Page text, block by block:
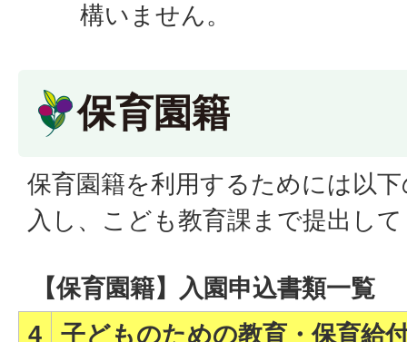
構いません。
保育園籍
保育園籍を利用するためには以
入し、こども教育課まで提出し
【保育園籍】入園申込書類一覧
4
子どものための教育・保育給